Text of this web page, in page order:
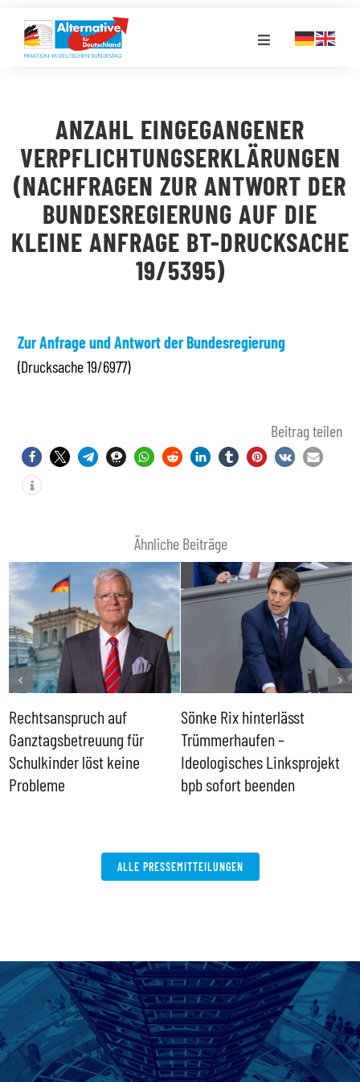
Inhalt
springen
Toggle
LANDESGRUPPEN
VERANSTALTUNGEN
PRESSE
MEDIATHEK
ANZAHL EINGEGANGENER
VERPFLICHTUNGSERKLÄRUNGEN
(NACHFRAGEN ZUR ANTWORT DER
BUNDESREGIERUNG AUF DIE
KLEINE ANFRAGE BT-DRUCKSACHE
19/5395)
Zur Anfrage und Antwort der Bundesregierung
(Drucksache 19/6977)
Beitrag teilen
Ähnliche Beiträge
Rechtsanspruch auf
Ganztagsbetreuung für
Schulkinder löst keine
Probleme
Sönke Rix hinterlässt
Trümmerhaufen –
Ideologisches Linksprojekt
bpb sofort beenden
ALLE PRESSEMITTEILUNGEN